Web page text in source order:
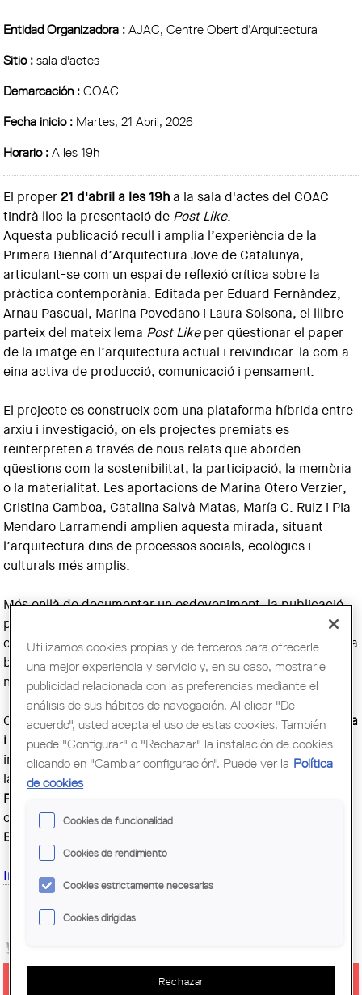
Entidad Organizadora :AJAC, Centre Obert d’Arquitectura
Sitio :sala d'actes
Demarcación :COAC
Fecha inicio : Martes, 21 Abril, 2026
Horario :A les 19h
El proper 21 d'abril a les 19ha la sala d'actes del COAC
tindrà lloc la presentació de Post Like.
Aquesta publicació recull i amplia l’experiència de la
Primera Biennal d’Arquitectura Jove de Catalunya,
articulant-se com un espai de reflexió crítica sobre la
pràctica contemporània. Editada per Eduard Fernàndez,
Arnau Pascual, Marina Povedano i Laura Solsona, el llibre
parteix del mateix lema Post Likeper qüestionar el paper
de la imatge en l’arquitectura actual i reivindicar-la com a
eina activa de producció, comunicació i pensament.
El projecte es construeix com una plataforma híbrida entre
arxiu i investigació, on els projectes premiats es
reinterpreten a través de nous relats que aborden
qüestions com la sostenibilitat, la participació, la memòria
o la materialitat. Les aportacions de Marina Otero Verzier,
Cristina Gamboa, Catalina Salvà Matas, María G. Ruiz i Pia
Mendaro Larramendi amplien aquesta mirada, situant
l’arquitectura dins de processos socials, ecològics i
culturals més amplis.
Més enllà de documentar un esdeveniment, la publicació
proposa repensar com es produeix i es transmet el
coneixement arquitectònic avui, plantejant el catàleg d’una
biennal com un espai crític capaç de generar noves
narratives i imaginar futurs possibles.
Comptarem amb la benvinguda institucional deGuim Costa
i Calsamiglia, degà del COAC i seguidament les
intervencions deGuillem Elvira iDani Montes, directors de
la Biennal, d'Eduard Fernàndez, Arnau Pascual, Marina
Povedano i Laura Solsona
conversa posterior ambAndrea Las Hayas, Maria G. Ruiz,
Beth Galí i Albert Nogueras
Inscriu-t'hi
Utilizamos cookies propias y de terceros para ofrecerle
una mejor experiencia y servicio y, en su caso, mostrarle
publicidad relacionada con las preferencias mediante el
análisis de sus hábitos de navegación. Al clicar "De
acuerdo", usted acepta el uso de estas cookies. También
puede "Configurar" o "Rechazar" la instalación de cookies
clicando en "Cambiar configuración". Puede ver la Política
de cookies
Cookies de funcionalidad
Cookies de rendimiento
Cookies estrictamente necesarias
Cookies dirigidas
Rechazar